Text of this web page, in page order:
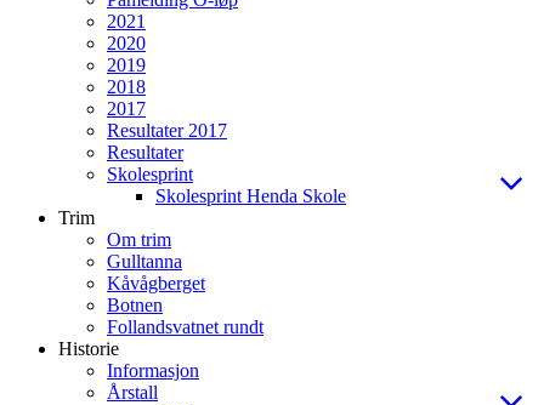
2021
2020
2019
2018
2017
Resultater 2017
Resultater
Skolesprint
Skolesprint Henda Skole
Trim
Om trim
Gulltanna
Kåvågberget
Botnen
Follandsvatnet rundt
Historie
Informasjon
Årstall